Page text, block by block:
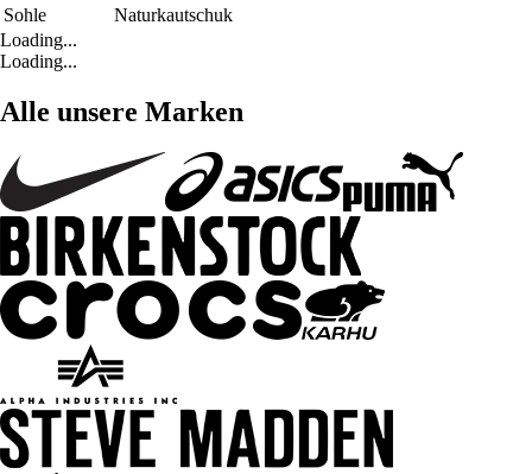
Sohle
Naturkautschuk
Loading...
Loading...
Alle unsere Marken